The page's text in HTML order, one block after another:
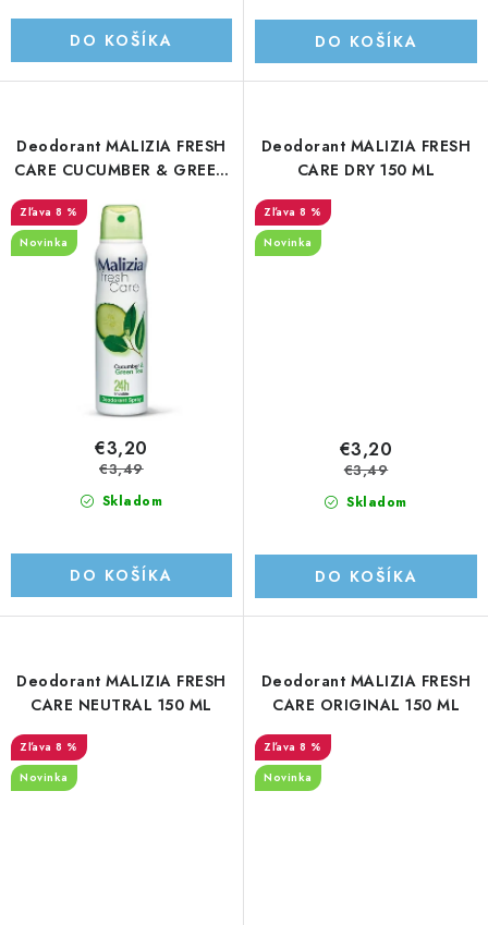
UPRATOVACIE SLUŽBY
ZAREGISTRUJTE SA
OBCHODNÉ PODMIENKY
Obchodné podmienky Podmienky ochrany osobných údajov
DO KOŠÍKA DO KOŠÍKA
Deodorant MALIZIA FRESH
CARE CUCUMBER & GREEN
8 %
Novinka
Skladom
€3,20
€3,49
DO KOŠÍKA
Deodorant MALIZIA FRESH
CARE DRY 150 ML
8 %
Novinka
Skladom
€3,20
€3,49
DO KOŠÍKA
Deodorant MALIZIA FRESH
CARE NEUTRAL 150 ML
8 %
Novinka
Deodorant MALIZIA FRESH
CARE ORIGINAL 150 ML
8 %
Novinka